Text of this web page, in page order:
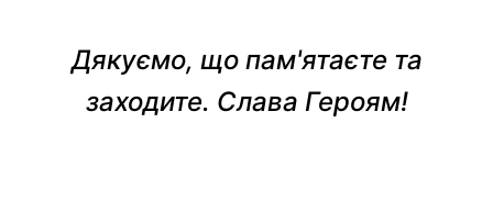
Дякуємо, що пам'ятаєте та
заходите. Слава Героям!